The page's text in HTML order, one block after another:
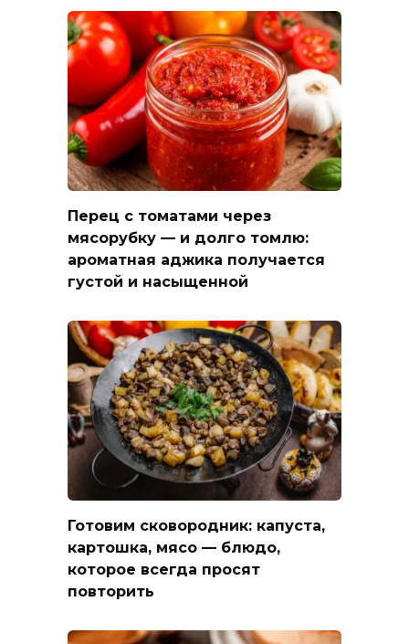
Перец с томатами через
мясорубку — и долго томлю:
ароматная аджика получается
густой и насыщенной
Готовим сковородник: капуста,
картошка, мясо — блюдо,
которое всегда просят
повторить